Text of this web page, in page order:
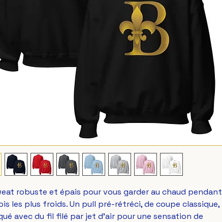
robuste et épais pour vous garder au chaud pendant
les plus froids. Un pull pré-rétréci, de coupe classique,
avec du fil filé par jet d'air pour une sensation de